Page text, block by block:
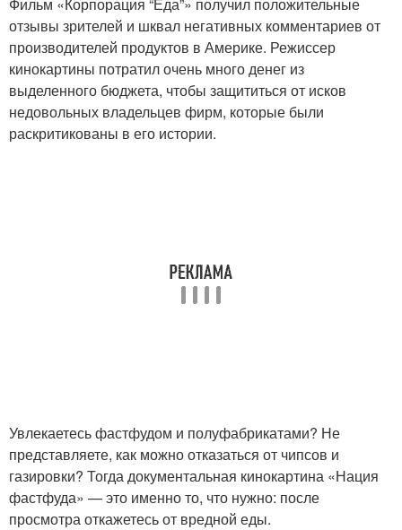
отзывы зрителей и шквал негативных комментариев от
производителей продуктов в Америке. Режиссер
кинокартины потратил очень много денег из
выделенного бюджета, чтобы защититься от исков
недовольных владельцев фирм, которые были
раскритикованы в его истории.
Увлекаетесь фастфудом и полуфабрикатами? Не
представляете, как можно отказаться от чипсов и
газировки? Тогда документальная кинокартина «Нация
фастфуда» — это именно то, что нужно: после
просмотра откажетесь от вредной еды.